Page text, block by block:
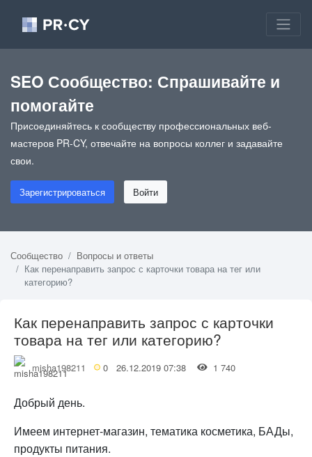
SEO Сообщество: Спрашивайте и
помогайте
Присоединяйтесь к сообществу профессиональных веб-
мастеров PR-CY, отвечайте на вопросы коллег и задавайте
свои.
Зарегистрироваться Войти
Сообщество
Вопросы и ответы
Как перенаправить запрос с карточки товара на тег или
категорию?
Как перенаправить запрос с карточки
товара на тег или категорию?
misha198211 0 26.12.2019 07:38 1 740
Добрый день.
Имеем интернет-магазин, тематика косметика, БАДы,
продукты питания.